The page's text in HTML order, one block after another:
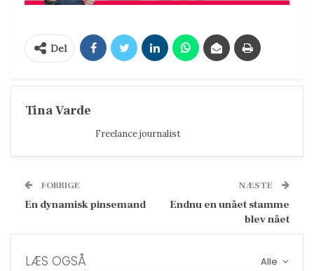
Del
Tina Varde
Freelance journalist
FORRIGE
En dynamisk pinsemand
NÆSTE
Endnu en unået stamme
blev nået
Alle
LÆS OGSÅ